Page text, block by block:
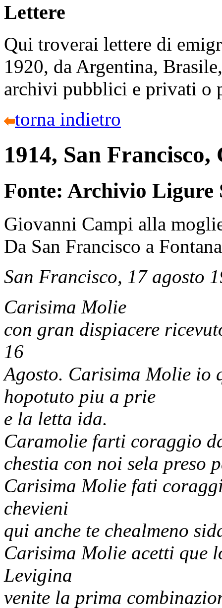
Lettere
Qui troverai lettere di
1920, da Argentina,
archivi pubblici e privati o
torna indietro
1914, San
Fonte: Archivio Ligure
Giovanni Campi alla
Da San Francisco a
San Francisco, 17 agosto
Carisima Molie
con gran dispiacere
16
Agosto. Carisima Molie io
hopotuto piu a prie
e la letta ida.
Caramolie farti coraggio
chestia con noi sela preso
Carisima Molie fati
chevieni
qui anche te chealmeno
Carisima Molie acetti que
Levigina
venite la prima